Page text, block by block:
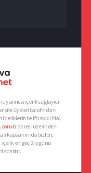
içerik sağlayıcı
site üyeleri tarafından
telif hakkı ihlal
adresi üzerinden
kapsamında bizlere
en geç 2 iş günü